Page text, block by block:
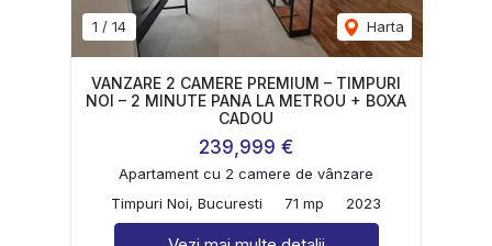
1 / 14 Harta
VANZARE 2 CAMERE PREMIUM – TIMPURI
NOI – 2 MINUTE PANA LA METROU + BOXA
CADOU
239,999 €
Apartament cu 2 camere de vânzare
Timpuri Noi, Bucuresti
71 mp 2023